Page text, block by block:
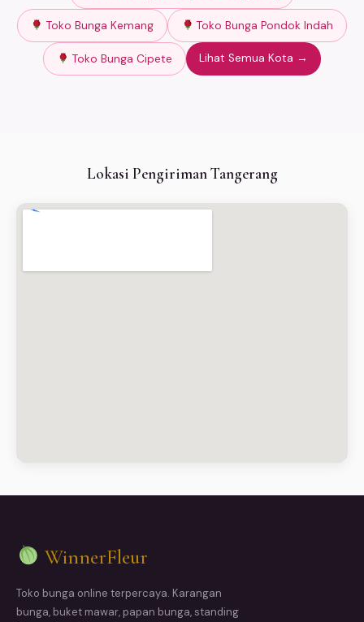
Toko Bunga Kemang Toko Bunga Pondok Indah
Toko Bunga Cipete Lihat Semua Kota →
Lokasi Pengiriman Tangerang
WinnerFleur
Toko bunga online terpercaya. Karangan
bunga, buket mawar, papan bunga, standing